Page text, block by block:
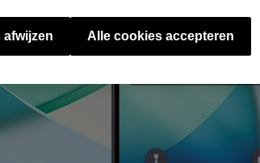
afwijzen Alle cookies accepteren